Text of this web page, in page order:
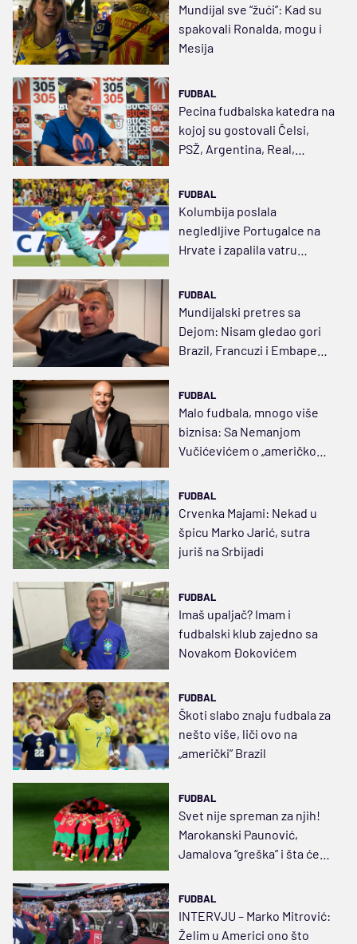
Mundijal sve “žući”: Kad su
spakovali Ronalda, mogu i
Mesija
FUDBAL
Pecina fudbalska katedra na
kojoj su gostovali Čelsi,
PSŽ, Argentina, Real,
FUDBAL
Kolumbija poslala
negledljive Portugalce na
Hrvate i zapalila vatru
FUDBAL
Mundijalski pretres sa
Dejom: Nisam gledao gori
Brazil, Francuzi i Embape
FUDBAL
Malo fudbala, mnogo više
biznisa: Sa Nemanjom
Vučićevićem o „američkom
FUDBAL
Crvenka Majami: Nekad u
špicu Marko Jarić, sutra
juriš na Srbijadi
FUDBAL
Imaš upaljač? Imam i
fudbalski klub zajedno sa
Novakom Đokovićem
FUDBAL
Škoti slabo znaju fudbala za
nešto više, liči ovo na
„američki” Brazil
FUDBAL
Svet nije spreman za njih!
Marokanski Paunović,
Jamalova “greška” i šta će
FUDBAL
INTERVJU – Marko Mitrović:
Želim u Americi ono što